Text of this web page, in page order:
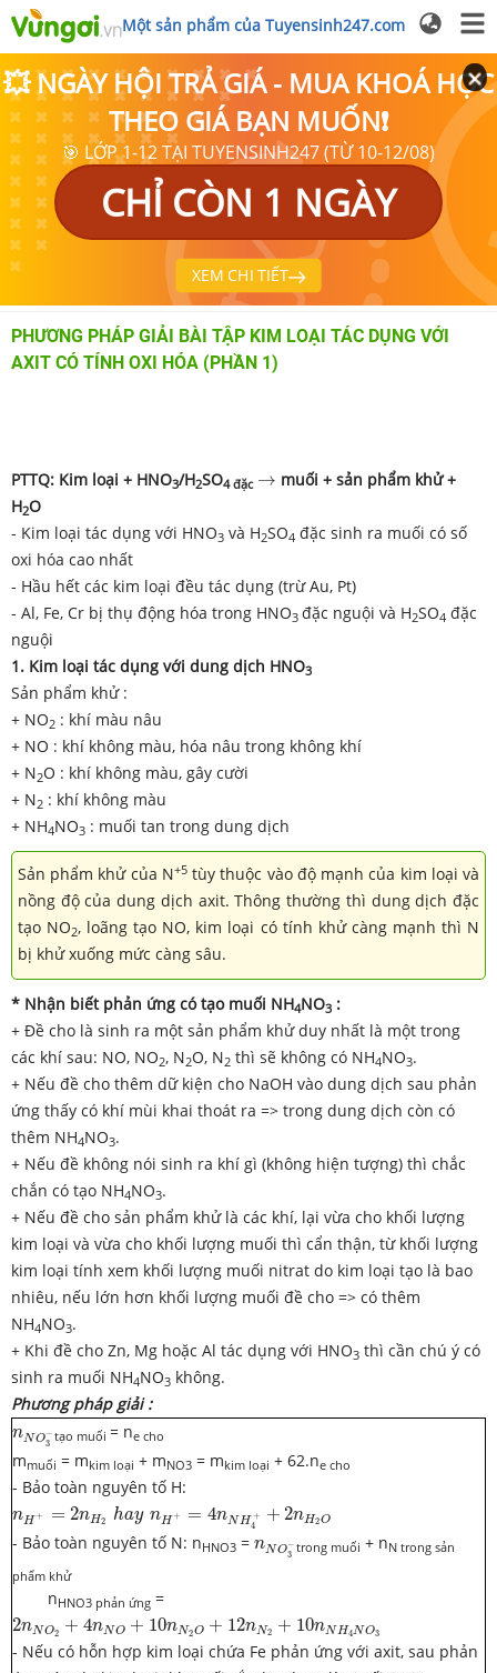
Một sản phẩm của Tuyensinh247.com
💥 NGÀY HỘI TRẢ GIÁ - MUA KHOÁ HỌC
THEO GIÁ BẠN MUỐN❗
🎯 LỚP 1-12 TẠI TUYENSINH247 (TỪ 10-12/08)
CHỈ CÒN 1 NGÀY
XEM CHI TIẾT
PHƯƠNG PHÁP GIẢI BÀI TẬP KIM LOẠI TÁC DỤNG VỚI
AXIT CÓ TÍNH OXI HÓA (PHẦN 1)
PTTQ: Kim loại + HNO3/H2SO4 đặc → muối + sản phẩm khử +
H2O
- Kim loại tác dụng với HNO3 và H2SO4 đặc sinh ra muối có số
oxi hóa cao nhất
- Hầu hết các kim loại đều tác dụng (trừ Au, Pt)
- Al, Fe, Cr bị thụ động hóa trong HNO3 đặc nguội và H2SO4 đặc
nguội
1. Kim loại tác dụng với dung dịch HNO3
Sản phẩm khử :
+ NO2 : khí màu nâu
+ NO : khí không màu, hóa nâu trong không khí
+ N2O : khí không màu, gây cười
+ N2 : khí không màu
+ NH4NO3 : muối tan trong dung dịch
Sản phẩm khử của N+5tùy thuộc vào độ mạnh của kim loại và
nồng độ của dung dịch axit. Thông thường thì dung dịch đặc
tạo NO2, loãng tạo NO, kim loại có tính khử càng mạnh thì N
bị khử xuống mức càng sâu.
* Nhận biết phản ứng có tạo muối NH4NO3 :
+ Đề cho là sinh ra một sản phẩm khử duy nhất là một trong
các khí sau: NO, NO2, N2O, N2 thì sẽ không có NH4NO3.
+ Nếu đề cho thêm dữ kiện cho NaOH vào dung dịch sau phản
ứng thấy có khí mùi khai thoát ra => trong dung dịch còn có
thêm NH4NO3.
+ Nếu đề không nói sinh ra khí gì (không hiện tượng) thì chắc
chắn có tạo NH4NO3.
+ Nếu đề cho sản phẩm khử là các khí, lại vừa cho khối lượng
kim loại và vừa cho khối lượng muối thì cẩn thận, từ khối lượng
kim loại tính xem khối lượng muối nitrat do kim loại tạo là bao
nhiêu, nếu lớn hơn khối lượng muối đề cho => có thêm
NH4NO3.
+ Khi đề cho Zn, Mg hoặc Al tác dụng với HNO3 thì cần chú ý có
sinh ra muối NH4NO3 không.
Phương pháp giải :
nNO−
3
nNO3−
tạo muối= ne cho
mmuối = mkim loại + mNO3 = mkim loại + 62.ne cho
- Bảo toàn nguyên tố H:
nH + = 2nH2 hay nH + = 4nNH +
4
+ 2nH2O
n nH hayn H NH 2 nH
- Bảo toàn nguyên tố N: nHNO3 = nNO−
3
nNO3−
trong muối + nN trong sản
phẩm khử
nHNO3 phản ứng =
2nNO2 + 4nNO + 10nN2O + 12nN2 + 10nNH4NO3
2n 2 4n +10n O +12n 2 +10
- Nếu có hỗn hợp kim loại chứa Fe phản ứng với axit, sau phản